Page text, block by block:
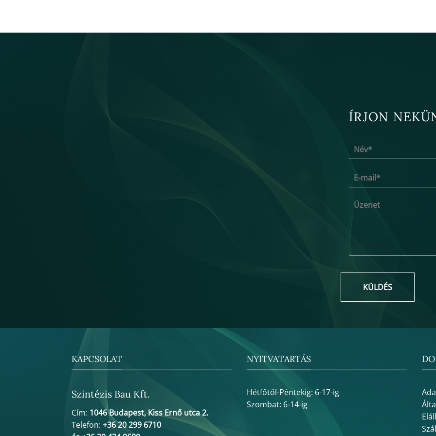
ÍRJON
KÜLDÉS
KAPCSOLAT
Szintézis Bau Kft.
Cím: 1046 Budapest, Kiss Ernő utca 2.
Telefon: +36 20 299 6710
NYITVATARTÁS
Hétfőtől-Péntekig: 6-17-ig
Szombat: 6-14-ig